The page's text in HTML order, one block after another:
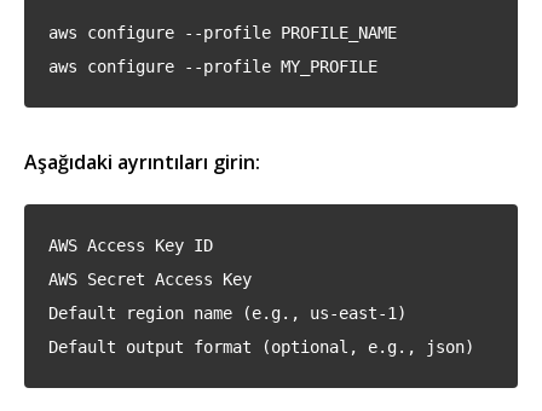
aws configure --profile PROFILE_NAME
aws configure --profile MY_PROFILE
Aşağıdaki ayrıntıları girin:
AWS Access Key ID
AWS Secret Access Key
Default region name (e.g., us-east-1)
Default output format (optional, e.g., json)